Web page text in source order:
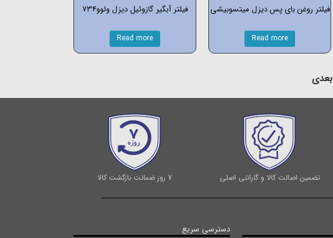
فیلتر روغن بای پس دیزل میتسوبیشی
Read more
فیلتر آبگیر گازوئیل دیزل ولوو734
Read more
بعدی
تضمین اصالت کالا و گارانتی اصلی 7 روز ضمانت بازگشت کالا
دسترسی سریع